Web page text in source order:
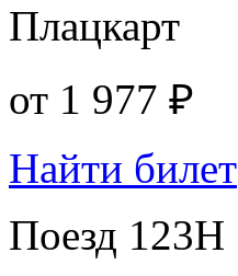
Плацкарт
от 1 977 ₽
Найти билет
Поезд 123Н